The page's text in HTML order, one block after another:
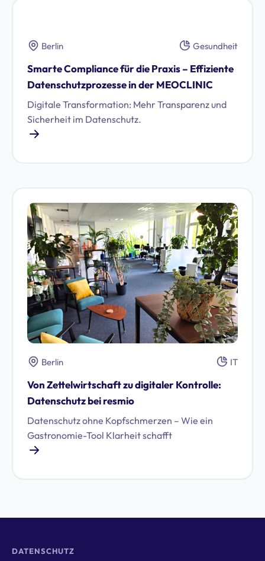
Berlin Gesundheit
Smarte Compliance für die Praxis – Effiziente
Datenschutzprozesse in der MEOCLINIC
Digitale Transformation: Mehr Transparenz und
Sicherheit im Datenschutz.
Berlin IT
Von Zettelwirtschaft zu digitaler Kontrolle:
Datenschutz bei resmio
Datenschutz ohne Kopfschmerzen – Wie ein
Gastronomie-Tool Klarheit schafft
DATENSCHUTZ